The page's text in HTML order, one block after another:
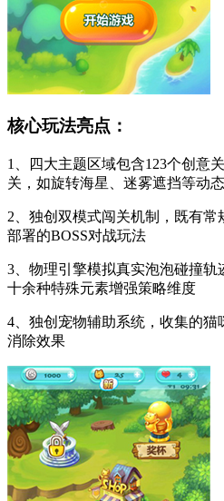
核心玩法亮点：
1、四大主题区域包含123个创意
关，如旋转海星、迷雾遮挡等动
2、独创双模式闯关机制，既有
部署的BOSS对战玩法
3、物理引擎模拟真实泡泡碰撞
十余种特殊元素增强策略维度
4、独创宠物辅助系统，收集的
消除效果